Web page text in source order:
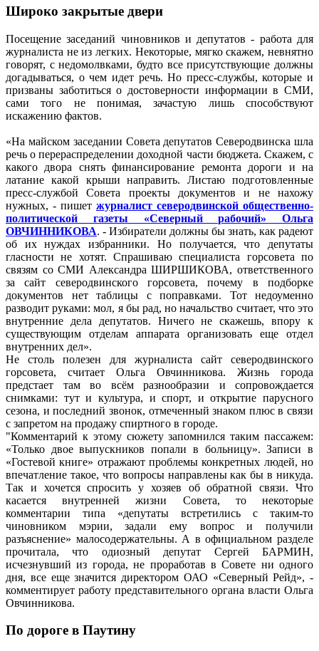
Широко закрытые двери
Посещение заседаний чиновников и депутатов - работа для
журналиста не из легких. Некоторые, мягко скажем, невнятно
говорят, с недомолвками, будто все присутствующие должны
догадываться, о чем идет речь. Но пресс-службы, которые и
призваны заботиться о достоверности информации в СМИ,
сами того не понимая, зачастую лишь способствуют
искажению фактов.
«На майском заседании Совета депутатов Северодвинска шла
речь о перераспределении доходной части бюджета. Скажем, с
какого двора снять финансирование ремонта дороги и на
латание какой крыши направить. Листаю подготовленные
пресс-службой Совета проекты документов и не нахожу
нужных, - пишет журналист северодвинской общественно-
политической газеты «Северный рабочий» Ольга
ОВЧИННИКОВА. - Избиратели должны бы знать, как радеют
об их нуждах избранники. Но получается, что депутаты
гласности не хотят. Спрашиваю специалиста горсовета по
связям со СМИ Александра ШИРШИКОВА, ответственного
за сайт северодвинского горсовета, почему в подборке
документов нет таблицы с поправками. Тот недоуменно
разводит руками: мол, я бы рад, но начальство считает, что это
внутренние дела депутатов. Ничего не скажешь, впору к
существующим отделам аппарата организовать еще отдел
внутренних дел».
Не столь полезен для журналиста сайт северодвинского
горсовета, считает Ольга Овчинникова. Жизнь города
предстает там во всём разнообразии и сопровождается
снимками: тут и культура, и спорт, и открытие парусного
сезона, и последний звонок, отмеченный знаком плюс в связи
с запретом на продажу спиртного в городе.
"Комментарий к этому сюжету запомнился таким пассажем:
«Только двое выпускников попали в больницу». Записи в
«Гостевой книге» отражают проблемы конкретных людей, но
впечатление такое, что вопросы направлены как бы в никуда.
Так и хочется спросить у хозяев об обратной связи. Что
касается внутренней жизни Совета, то некоторые
комментарии типа «депутаты встретились с таким-то
чиновником мэрии, задали ему вопрос и получили
разъяснение» малосодержательны. А в официальном разделе
прочитала, что одиозный депутат Сергей БАРМИН,
исчезнувший из города, не проработав в Совете ни одного
дня, все еще значится директором ОАО «Северный Рейд», -
комментирует работу представительного органа власти Ольга
Овчинникова.
По дороге в Паутину